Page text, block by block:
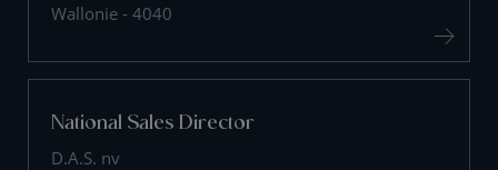
Wallonie - 4040
National Sales Director
D.A.S. nv